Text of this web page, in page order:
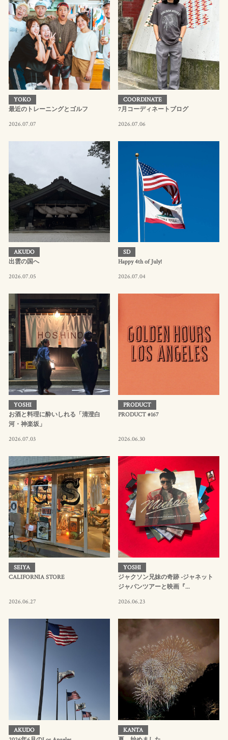
YOKO
最近のトレーニングとゴルフ
2026.07.07
COORDINATE
7月コーディネートブログ
2026.07.06
AKUDO
出雲の国へ
2026.07.05
SD
Happy 4th of July!
2026.07.04
YOSHI
お酒と料理に酔いしれる「清澄白
河・神楽坂」
2026.07.03
PRODUCT
PRODUCT #167
2026.06.30
SEIYA
CALIFORNIA STORE
2026.06.27
YOSHI
ジャクソン兄妹の奇跡 -ジャネット
ジャパンツアーと映画『...
2026.06.23
AKUDO
KANTA